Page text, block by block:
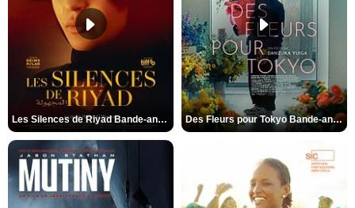
Les Silences de Riyad Bande-annonce VO STFR Des Fleurs pour Tokyo Bande-annonce VO STFR